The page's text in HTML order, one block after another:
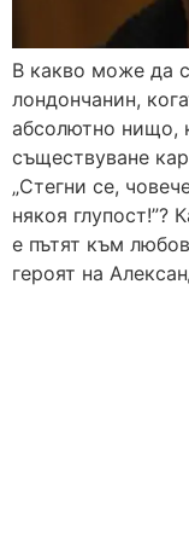
В какво може да
лондончанин,
абсолютно нищо,
съществуване
„Стегни се,
някоя глупост!”?
е пътят към
героят на